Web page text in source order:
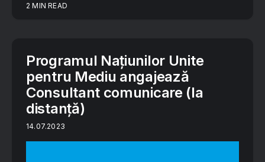
2 MIN READ
Programul Națiunilor Unite
pentru Mediu angajează
Consultant comunicare (la
distanță)
14.07.2023